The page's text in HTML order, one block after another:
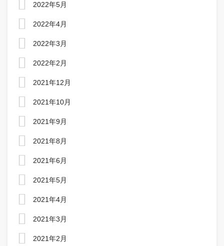
2022年5月
2022年4月
2022年3月
2022年2月
2021年12月
2021年10月
2021年9月
2021年8月
2021年6月
2021年5月
2021年4月
2021年3月
2021年2月